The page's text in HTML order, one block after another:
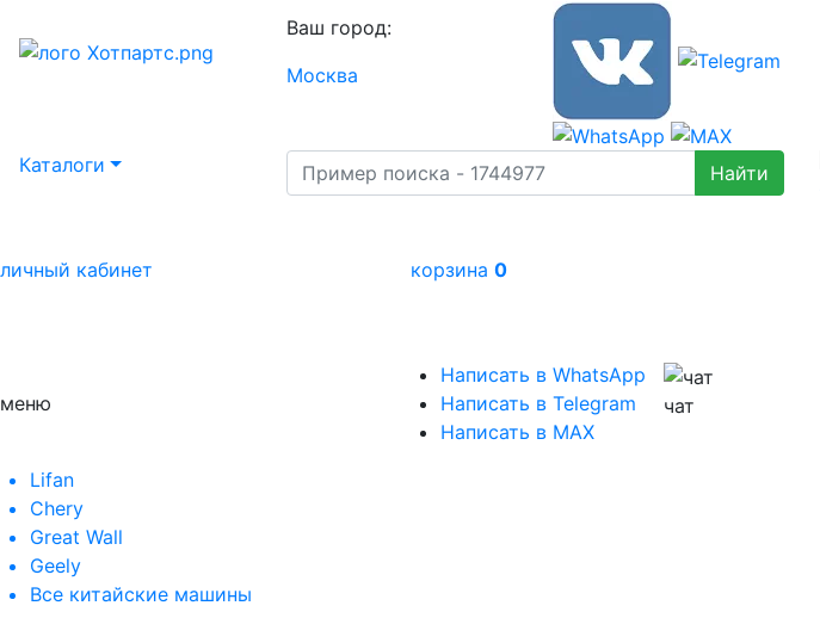
Ваш город:
Москва
Каталоги
личный кабинет корзина 0
меню
Написать в WhatsApp
Написать в Telegram
Написать в MAX
чат
Lifan
Chery
Great Wall
Geely
Все китайские машины